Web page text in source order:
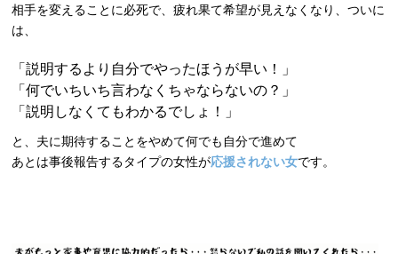
相手を変えることに必死で、疲れ果て希望が見えなくなり、ついに
は、
「説明するより自分でやったほうが早い！」
「何でいちいち言わなくちゃならないの？」
「説明しなくてもわかるでしょ！」
と、夫に期待することをやめて何でも自分で進めて
あとは事後報告するタイプの女性が応援されない女です。